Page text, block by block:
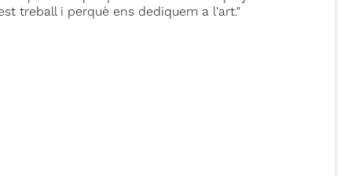
treball i perquè ens dediquem a l'art."